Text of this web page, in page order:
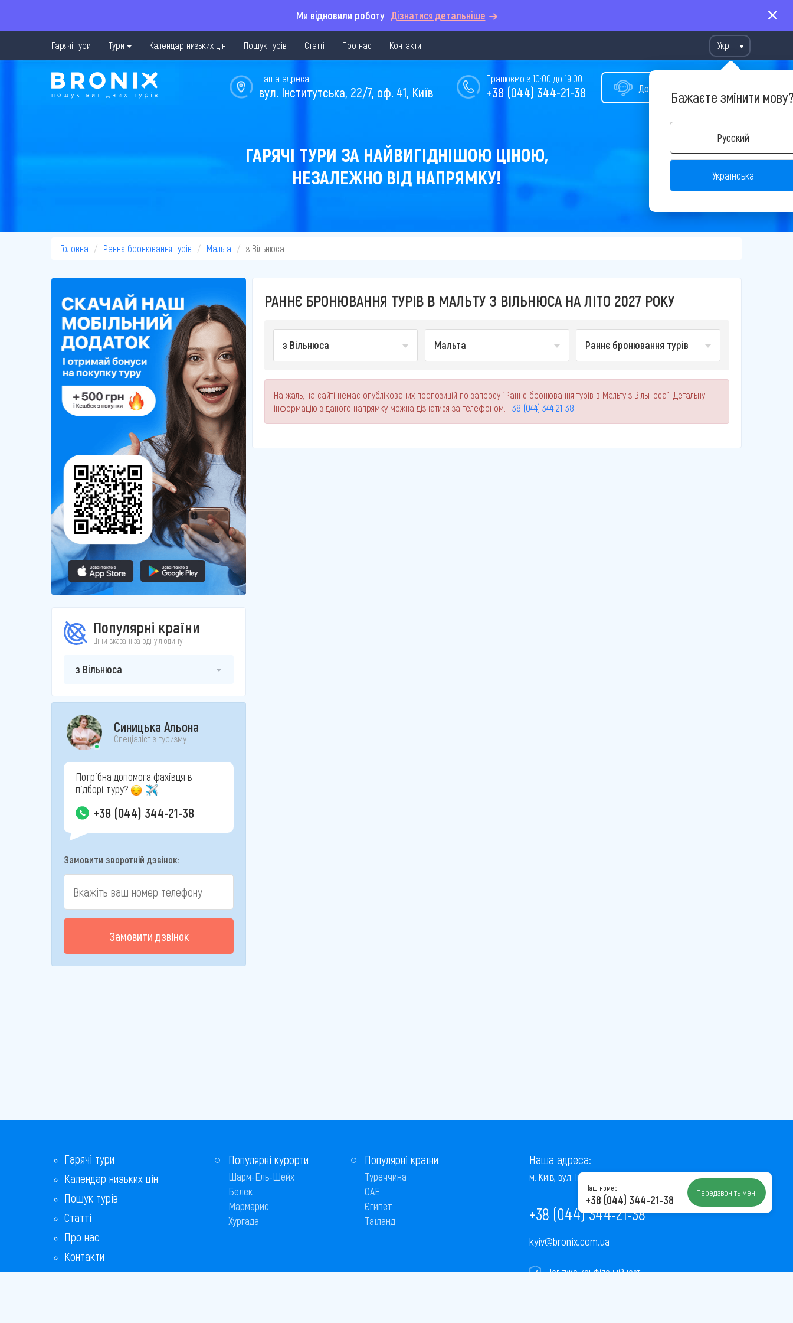
Ми відновили роботу Дізнатися детальніше
Гарячі тури Тури Календар низьких цін Пошук турів Статті Про нас Контакти Укр
Бажаєте змінити
Русский
Українська
Допомога у виборі туру
Працюємо з 10:00 до 19:00
+38 (044) 344-21-38
Наша адреса
вул. Інститутська, 22/7, оф. 41, Київ
ГАРЯЧІ ТУРИ ЗА НАЙВИГІДНІШОЮ ЦІНОЮ,
НЕЗАЛЕЖНО ВІД НАПРЯМКУ!
Головна Раннє бронювання турів Мальта з Вільнюса
Популярні країни
Ціни вказані за одну людину
з Вільнюса
Синицька Альона
Спеціаліст з туризму
Потрібна допомога фахівця в
підборі туру?
+38 (044) 344-21-38
Замовити зворотній дзвінок:
Замовити дзвінок
РАННЄ БРОНЮВАННЯ ТУРІВ В МАЛЬТУ З ВІЛЬНЮСА НА ЛІТО 2027 РОКУ
з Вільнюса Мальта Раннє бронювання турів
На жаль, на сайті немає опублікованих пропозицій по запросу "Раннє бронювання турів в Мальту з Вільнюса". Детальну
інформацію з даного напрямку можна дізнатися за телефоном: +38 (044) 344-21-38
Гарячі тури
Календар низьких цін
Пошук турів
Статті
Про нас
Контакти
Бонусна програма
Популярні курорти
Шарм-Ель-Шейх
Белек
Мармарис
Хургада
Популярні країни
Туреччина
ОАЕ
Єгипет
Таїланд
Наша адреса:
м. Київ, вул. Інститутська, 22/7, оф. 41
+38 (044) 344-21-38
kyiv@bronix.com.ua
Політика конфіденційності
Наш номер:
+38 (044) 344-21-38 Передзвоніть мені